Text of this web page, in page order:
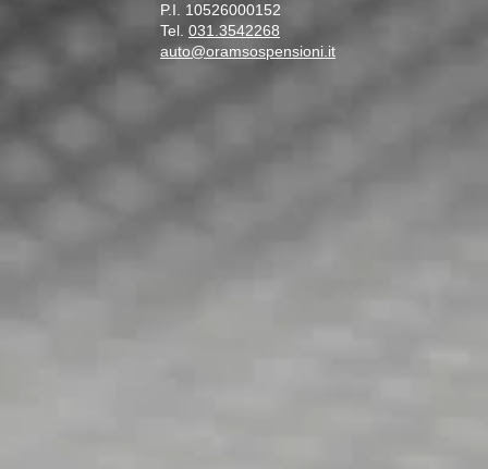
P.I. 10526000152
Tel. 031.3542268
auto@oramsospensioni.it